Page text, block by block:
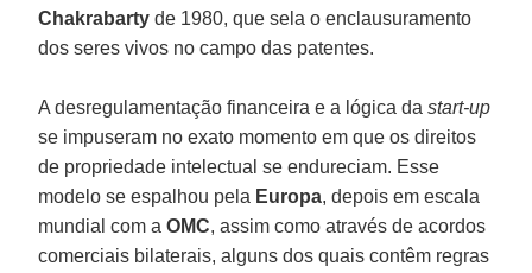
Chakrabarty de 1980, que sela o enclausuramento
dos seres vivos no campo das patentes.
A desregulamentação financeira e a lógica dastart-up
se impuseram no exato momento em que os direitos
de propriedade intelectual se endureciam. Esse
modelo se espalhou pela Europa, depois em escala
mundial com aOMC, assim como através de acordos
comerciais bilaterais, alguns dos quais contêm regras